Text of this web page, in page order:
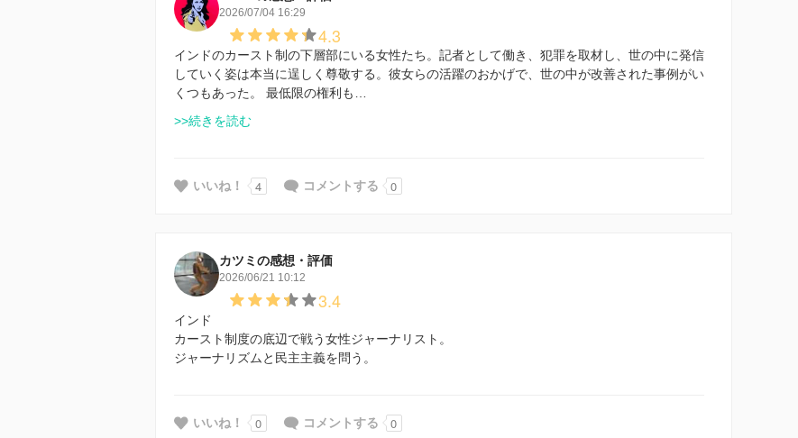
2026/07/04 16:29
4.3
インドのカースト制の下層部にいる女性たち。記者として働き、犯罪を取材し、世の中に発信
していく姿は本当に逞しく尊敬する。彼女らの活躍のおかげで、世の中が改善された事例がい
くつもあった。 最低限の権利も…
>>続きを読む
いいね！ 4 コメントする 0
カツミの感想・評価
2026/06/21 10:12
3.4
インド
カースト制度の底辺で戦う女性ジャーナリスト。
ジャーナリズムと民主主義を問う。
いいね！ 0 コメントする 0